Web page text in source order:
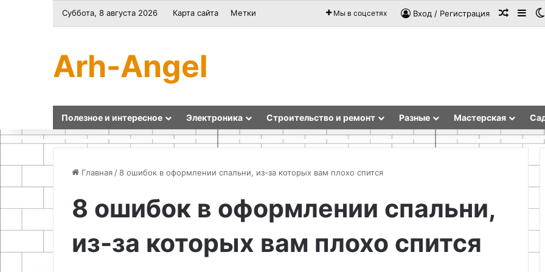
Суббота, 8 августа 2026 Карта сайта Метки Мы в соцсетях Вход / Регистрация
Arh-Angel
Полезное и интересное Электроника Строительство и ремонт Разные Мастерская
Главная /8 ошибок в оформлении спальни, из-за которых вам плохо спится
8 ошибок в оформлении спальни,
из-за которых вам плохо спится
Вешалка
из
труб
Как
сплести
из